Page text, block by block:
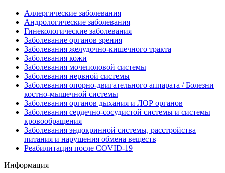
Аллергические заболевания
Андрологические заболевания
Гинекологические заболевания
Заболевание органов зрения
Заболевания желудочно-кишечного тракта
Заболевания кожи
Заболевания мочеполовой системы
Заболевания нервной системы
Заболевания опорно-двигательного аппарата / Болезни
костно-мышечной системы
Заболевания органов дыхания и ЛОР органов
Заболевания сердечно-сосудистой системы и системы
кровообращения
Заболевания эндокринной системы, расстройства
питания и нарушения обмена веществ
Реабилитация после COVID-19
Информация